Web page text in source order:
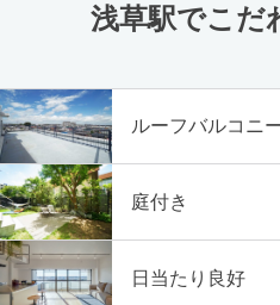
浅草駅でこだ
ルーフバルコニ
庭付き
日当たり良好